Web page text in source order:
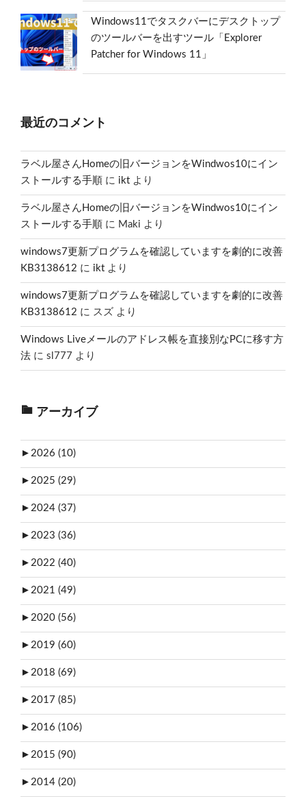
Windows11でタスクバーにデスクトップ
のツールバーを出すツール「Explorer
Patcher for Windows 11」
最近のコメント
ラベル屋さんHomeの旧バージョンをWindwos10にイン
ストールする手順 に ikt より
ラベル屋さんHomeの旧バージョンをWindwos10にイン
ストールする手順 に Maki より
windows7更新プログラムを確認していますを劇的に改善
KB3138612 に ikt より
windows7更新プログラムを確認していますを劇的に改善
KB3138612 に スズ より
Windows Liveメールのアドレス帳を直接別なPCに移す方
法 に sl777 より
アーカイブ
► 2026 (10)
► 2025 (29)
► 2024 (37)
► 2023 (36)
► 2022 (40)
► 2021 (49)
► 2020 (56)
► 2019 (60)
► 2018 (69)
► 2017 (85)
► 2016 (106)
► 2015 (90)
► 2014 (20)